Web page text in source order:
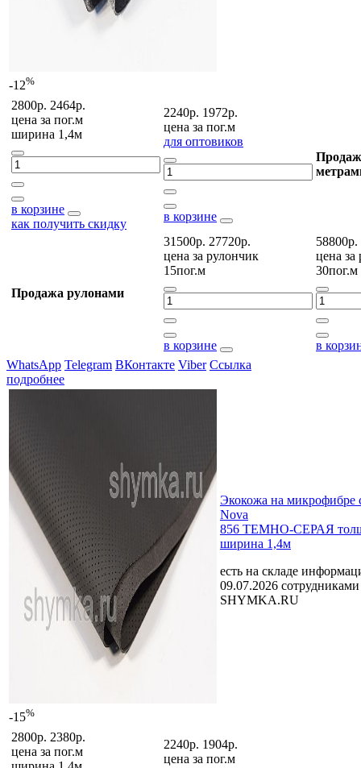
-12%
2800р. 2464р.
цена за пог.м
ширина 1,4м
в корзине
как получить скидку
2240р. 1972р.
цена за пог.м
для оптовиков
в корзине
Продажа рулонами
31500р. 27720р.
цена за рулончик
15пог.м
в корзине
58800р.
цена за
30пог.м
в
WhatsApp Telegram ВКонтакте Viber Ссылка
подробнее
-15%
Экокожа на микрофибре
Nova
856 ТЕМНО-СЕРАЯ
ширина 1,4м
есть на складе
09.07.2026 сотрудниками
SHYMKA.RU
2800р. 2380р.
цена за пог.м
2240р. 1904р.
цена за пог.м